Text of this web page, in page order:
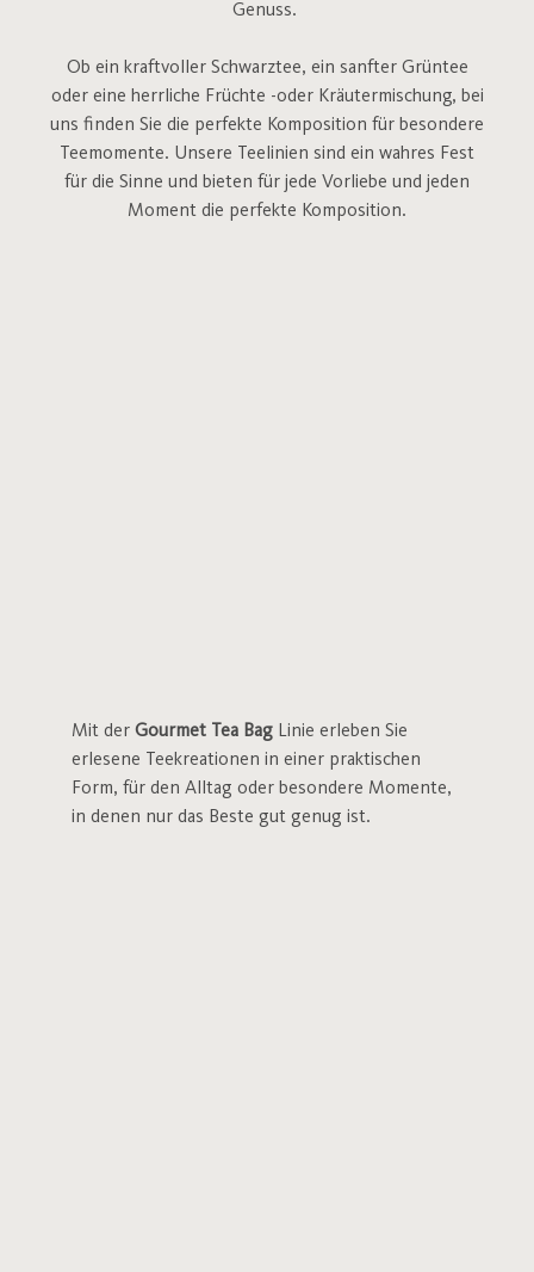
Genuss.
Ob ein kraftvoller Schwarztee, ein sanfter Grüntee
oder eine herrliche Früchte -oder Kräutermischung, bei
uns finden Sie die perfekte Komposition für besondere
Teemomente. Unsere Teelinien sind ein wahres Fest
für die Sinne und bieten für jede Vorliebe und jeden
Moment die perfekte Komposition.
Mit der Gourmet Tea Bag Linie erleben Sie
erlesene Teekreationen in einer praktischen
Form, für den Alltag oder besondere Momente,
in denen nur das Beste gut genug ist.